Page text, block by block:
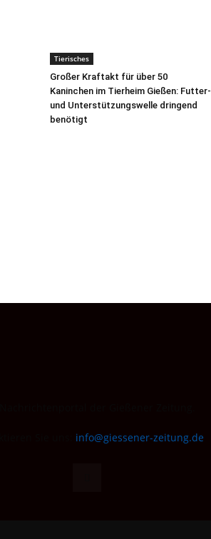
Tierisches
Großer Kraftakt für über 50
Kaninchen im Tierheim Gießen: Futter-
und Unterstützungswelle dringend
benötigt
info@giessener-zeitung.de